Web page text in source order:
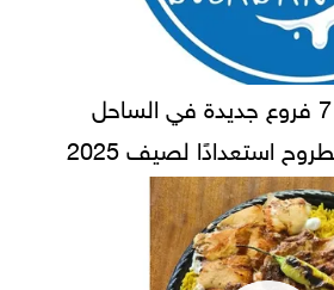
"بلبن" تعلن افتتاح 7 فروع جديدة في الساحل
استعدادًا لصيف 2025